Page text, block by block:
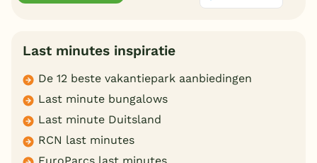
Last minutes inspiratie
De 12 beste vakantiepark aanbiedingen
Last minute bungalows
Last minute Duitsland
RCN last minutes
EuroParcs last minutes